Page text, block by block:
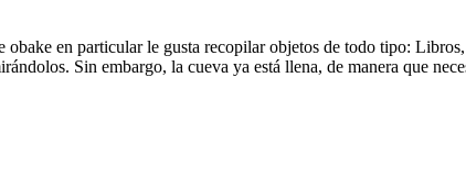
en particular le gusta recopilar objetos de todo tipo:
Sin embargo, la cueva ya está llena, de manera que